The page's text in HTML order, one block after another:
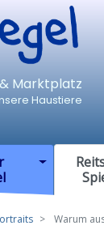
Marktplatz
Haustiere
Warum